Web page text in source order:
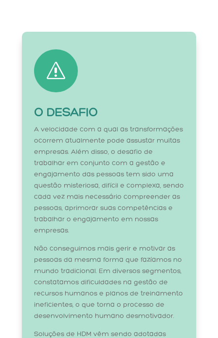
s
O DESAFIO
A velocidade com a qual as transformações
ocorrem atualmente pode assustar muitas
empresas. Além disso, o desafio de
trabalhar em conjunto com a gestão e
engajamento das pessoas tem sido uma
questão misteriosa, difícil e complexa, sendo
cada vez mais necessário compreender as
pessoas, aprimorar suas competências e
trabalhar o engajamento em nossas
empresas.
Não conseguimos mais gerir e motivar as
pessoas da mesma forma que fazíamos no
mundo tradicional. Em diversos segmentos,
constatamos dificuldades na gestão de
recursos humanos e planos de treinamento
ineficientes, o que torna o processo de
desenvolvimento humano desmotivador.
Soluções de HDM vêm sendo adotadas